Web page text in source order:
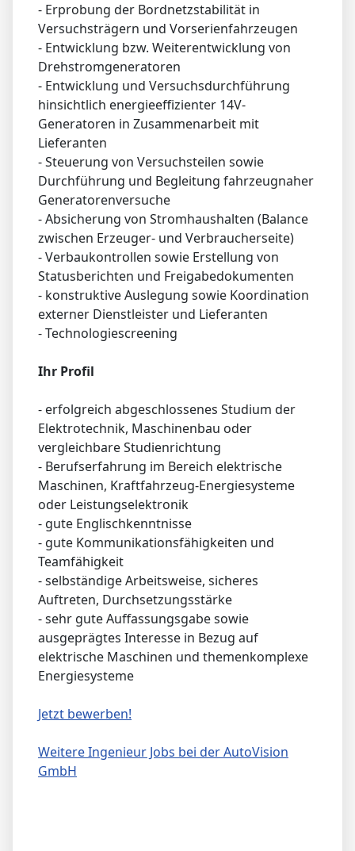
- Erprobung der Bordnetzstabilität in
Versuchsträgern und Vorserienfahrzeugen
- Entwicklung bzw. Weiterentwicklung von
Drehstromgeneratoren
- Entwicklung und Versuchsdurchführung
hinsichtlich energieeffizienter 14V-
Generatoren in Zusammenarbeit mit
Lieferanten
- Steuerung von Versuchsteilen sowie
Durchführung und Begleitung fahrzeugnaher
Generatorenversuche
- Absicherung von Stromhaushalten (Balance
zwischen Erzeuger- und Verbraucherseite)
- Verbaukontrollen sowie Erstellung von
Statusberichten und Freigabedokumenten
- konstruktive Auslegung sowie Koordination
externer Dienstleister und Lieferanten
- Technologiescreening
Ihr Profil
- erfolgreich abgeschlossenes Studium der
Elektrotechnik, Maschinenbau oder
vergleichbare Studienrichtung
- Berufserfahrung im Bereich elektrische
Maschinen, Kraftfahrzeug-Energiesysteme
oder Leistungselektronik
- gute Englischkenntnisse
- gute Kommunikationsfähigkeiten und
Teamfähigkeit
- selbständige Arbeitsweise, sicheres
Auftreten, Durchsetzungsstärke
- sehr gute Auffassungsgabe sowie
ausgeprägtes Interesse in Bezug auf
elektrische Maschinen und themenkomplexe
Energiesysteme
Jetzt bewerben!
Weitere Ingenieur Jobs bei der AutoVision
GmbH